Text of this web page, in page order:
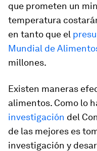
que prometen un
temperatura
en tanto que el
Mundial de
millones.
Existen maneras
alimentos. Como lo
investigación del
de las mejores es
investigación y